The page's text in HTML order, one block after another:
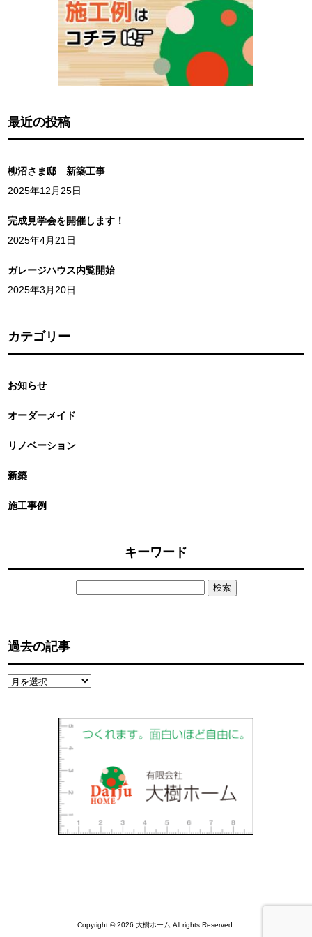
最近の投稿
柳沼さま邸 新築工事
2025年12月25日
完成見学会を開催します！
2025年4月21日
ガレージハウス内覧開始
2025年3月20日
カテゴリー
お知らせ
オーダーメイド
リノベーション
新築
施工事例
キーワード
過去の記事
過
Copyright © 2026 大樹ホーム All rights Reserved.